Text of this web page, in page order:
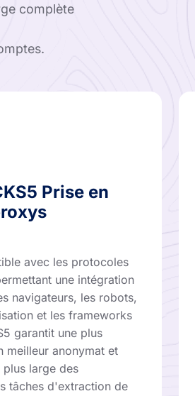
complète
Prise en
avec les protocoles
une intégration
navigateurs, les robots,
et les frameworks
garantit une plus
meilleur anonymat et
plus large des
tâches d'extraction de